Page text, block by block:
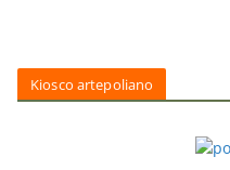
Kiosco artepoliano